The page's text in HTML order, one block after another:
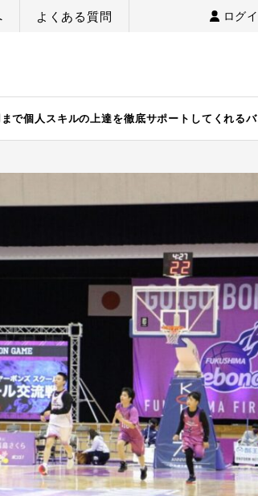
よくある質問 ログ
で個人スキルの上達を徹底サポートしてくれる